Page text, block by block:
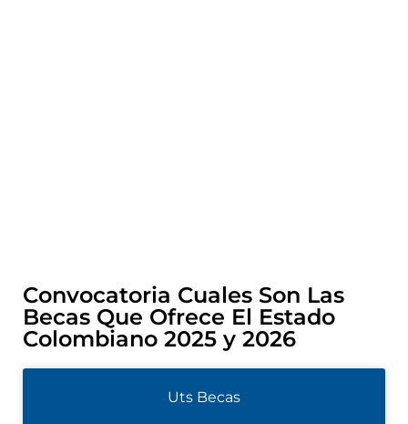
Convocatoria Cuales Son Las
Becas Que Ofrece El Estado
Colombiano 2025 y 2026
Uts Becas